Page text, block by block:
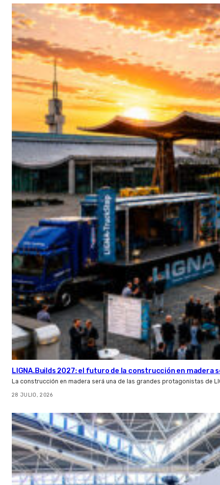
LIGNA.Builds 2027: el futuro de la construcción en madera
La construcción en madera será una de las grandes protagonistas de
28 JULIO, 2026